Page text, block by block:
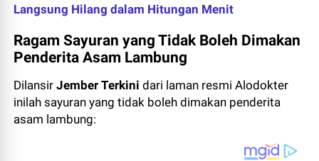
Langsung Hilang dalam Hitungan Menit
Ragam Sayuran yang Tidak Boleh Dimakan
Penderita Asam Lambung
DilansirJember Terkinidari laman resmi Alodokter
inilah sayuran yang tidak boleh dimakan penderita
asam lambung: